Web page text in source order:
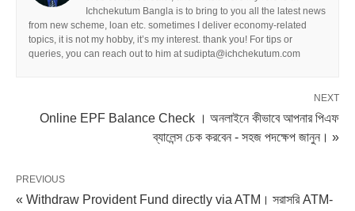
Ichchekutum Bangla is to bring to you all the latest news
from new scheme, loan etc. sometimes I deliver economy-related
topics, it is not my hobby, it’s my interest. thank you! For tips or
queries, you can reach out to him at sudipta@ichchekutum.com
NEXT
Online EPF Balance Check । অনলাইনে কীভাবে আপনার পিএফ
ব্যালেন্স চেক করবেন - সহজ পদক্ষেপ জানুন। »
PREVIOUS
« Withdraw Provident Fund directly via ATM। সরাসরি ATM-